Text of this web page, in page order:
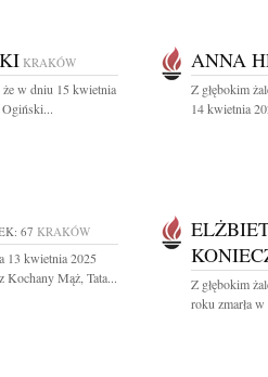
KRAKÓW
w dniu 15 kwietnia
Ogiński...
ANNA
Z głębokim
14 kwietnia
67 KRAKÓW
13 kwietnia 2025
Kochany Mąż, Tata...
Z głębokim
roku zmarła